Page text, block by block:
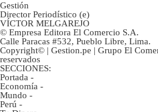
Gestión
Director Periodístico (e)
VÍCTOR MELGAREJO
© Empresa Editora El Comercio S.A.
Calle Paracas #532, Pueblo Libre, Lima.
Copyright© | Gestion.pe | Grupo El
reservados
SECCIONES:
Portada -
Economía -
Mundo -
Perú -